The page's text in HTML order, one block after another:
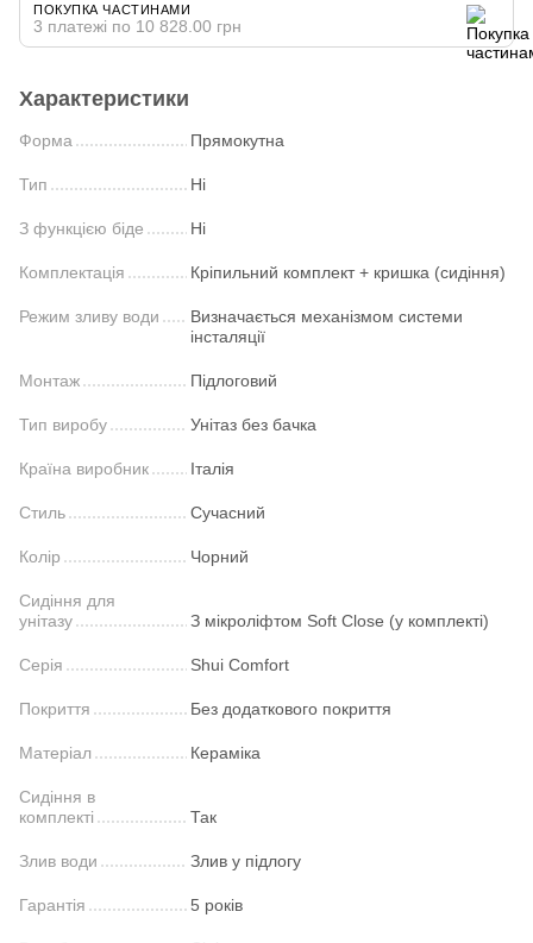
ПОКУПКА ЧАСТИНАМИ
3 платежі по 10 828.00 грн
Характеристики
Форма Прямокутна
Тип Ні
З функцією біде Ні
Комплектація Кріпильний комплект + кришка (сидіння)
Режим зливу води
Визначається механізмом системи
інсталяції
Монтаж Підлоговий
Тип виробу Унітаз без бачка
Країна виробник Італія
Стиль Сучасний
Колір Чорний
Сидіння для
унітазу
З мікроліфтом Soft Close (у комплекті)
Серія Shui Comfort
Покриття Без додаткового покриття
Матеріал Кераміка
Сидіння в
комплекті
Так
Злив води Злив у підлогу
Гарантія 5 років